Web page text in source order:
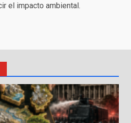
el impacto ambiental.